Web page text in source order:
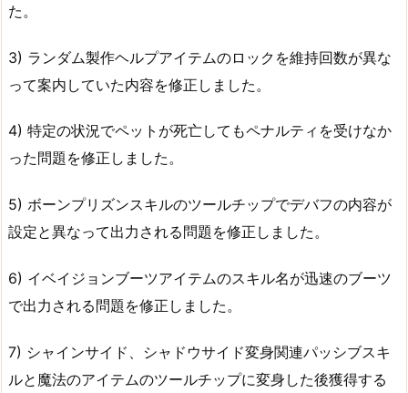
た。
3) ランダム製作ヘルプアイテムのロックを維持回数が異な
って案内していた内容を修正しました。
4) 特定の状況でペットが死亡してもペナルティを受けなか
った問題を修正しました。
5) ボーンプリズンスキルのツールチップでデバフの内容が
設定と異なって出力される問題を修正しました。
6) イベイジョンブーツアイテムのスキル名が迅速のブーツ
で出力される問題を修正しました。
7) シャインサイド、シャドウサイド変身関連パッシブスキ
ルと魔法のアイテムのツールチップに変身した後獲得する